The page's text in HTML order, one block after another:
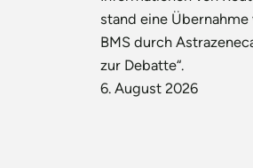
stand eine Übernahme
BMS durch
zur Debatte“.
6. August 2026